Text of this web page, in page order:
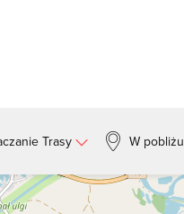
Trasy W pobliżu